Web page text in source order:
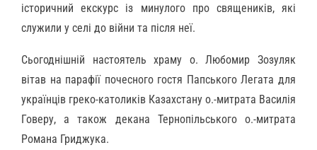
історичний екскурс із минулого про священиків, які
служили у селі до війни та після неї.
Сьогоднішній настоятель храму о. Любомир Зозуляк
вітав на парафії почесного гостя Папського Легата для
українців греко-католиків Казахстану о.-митрата Василія
Говеру, а також декана Тернопільського о.-митрата
Романа Гриджука.